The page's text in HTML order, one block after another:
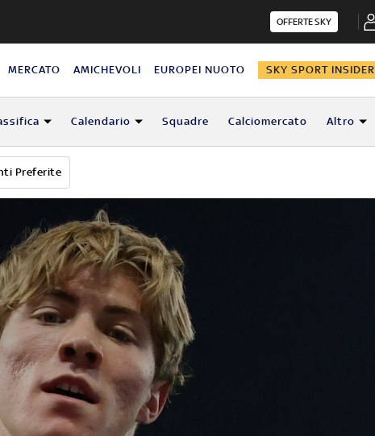
OFFERTE SKY
MERCATO AMICHEVOLI EUROPEI NUOTO SKY SPORT INSIDER
Calendario Squadre Calciomercato Altro
Preferite